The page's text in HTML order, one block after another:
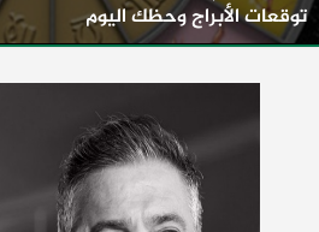
توقعات الأبراج وحظك اليوم